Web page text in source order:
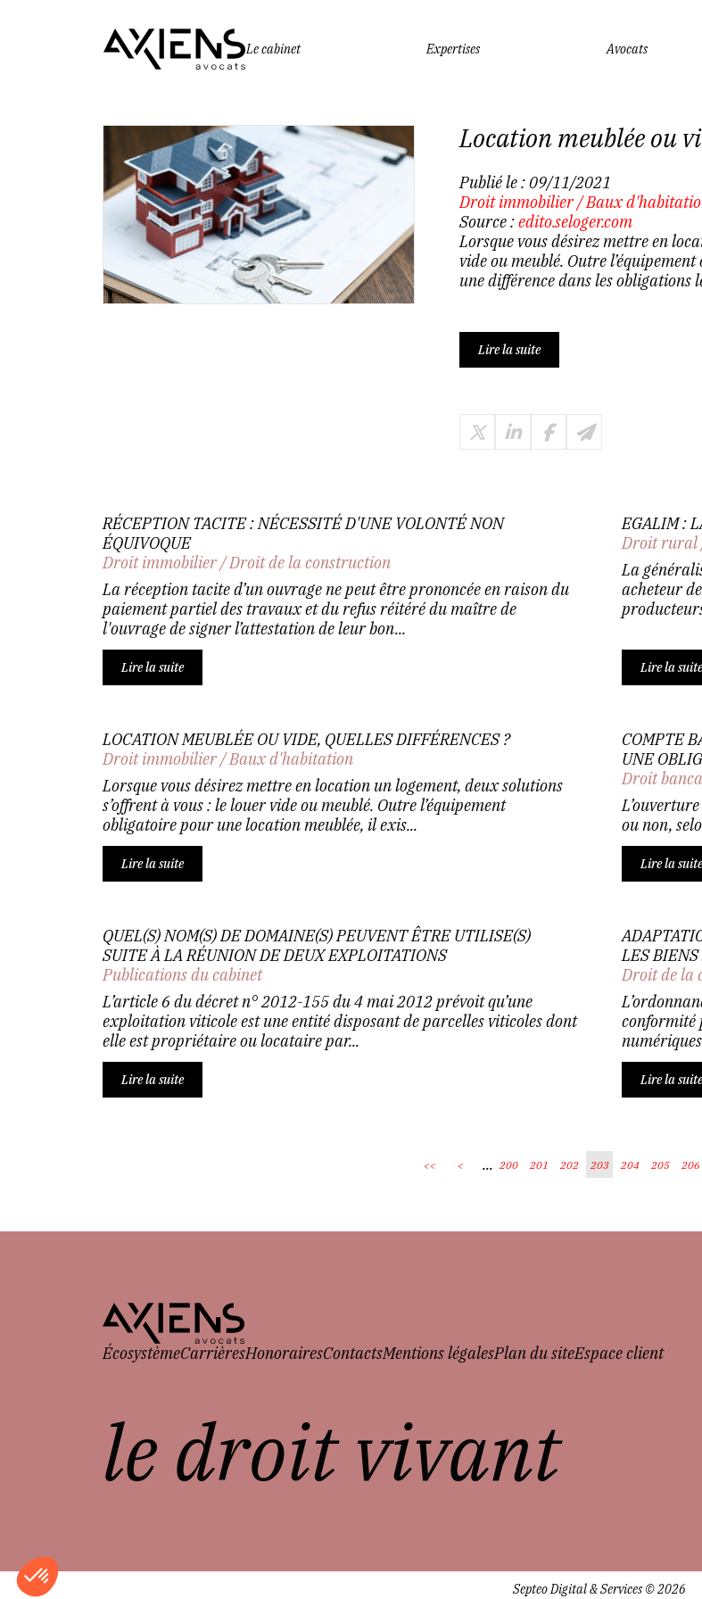
Le cabinet
Expertises Avocats
Location meublée ou
Publié le :09/11/2021
Droit immobilier/Baux
Source :edito.seloger.com
Lorsque vous désirez mettre en
vide ou meublé. Outre
une différence dans les obligations
Lire la suite
RÉCEPTION TACITE : NÉCESSITÉ D'UNE VOLONTÉ NON
ÉQUIVOQUE
Droit immobilier/Droit de la construction
La réception tacite d’un ouvrage ne peut être prononcée en raison du
paiement partiel des travaux et du refus réitéré du maître de
l'ouvrage de signer l’attestation de leur bon...
Lire la suite
EGALIM :
Droit rural
La
acheteur
Lire la suite
LOCATION MEUBLÉE OU VIDE, QUELLES DIFFÉRENCES ?
Droit immobilier/Baux d'habitation
Lorsque vous désirez mettre en location un logement, deux solutions
s’offrent à vous : le louer vide ou meublé. Outre l’équipement
obligatoire pour une location meublée, il exis...
Lire la suite
COMPTE
UNE
Droit
ou non,
Lire la suite
QUEL(S) NOM(S) DE DOMAINE(S) PEUVENT ÊTRE UTILISE(S)
SUITE À LA RÉUNION DE DEUX EXPLOITATIONS
Publications du cabinet
L’article 6 du décret n° 2012-155 du 4 mai 2012 prévoit qu’une
exploitation viticole est une entité disposant de parcelles viticoles dont
elle est propriétaire ou locataire par...
Lire la suite
LES
Droit de la
conformité
Lire la suite
<< < ... 200 201 202 203 204 205 206
ÉcosystèmeCarrièresHonorairesContactsMentions légalesPlan du siteEspace client
le droit vivant
Septeo Digital & Services © 2026